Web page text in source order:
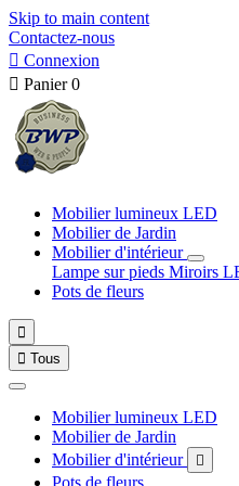
Skip to main content
Contactez-nous
 Connexion
 Panier 0
Mobilier lumineux LED
Mobilier de Jardin
Mobilier d'intérieur
Lampe sur pieds Miroirs
Pots de fleurs

 Tous
Mobilier lumineux LED
Mobilier de Jardin
Mobilier d'intérieur

Pots de fleurs